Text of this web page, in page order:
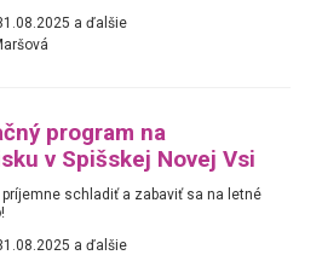
a ďalšie
program na
v Spišskej Novej Vsi
schladiť a zabaviť sa na letné
a ďalšie